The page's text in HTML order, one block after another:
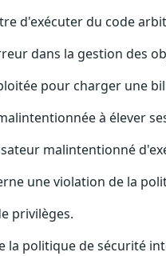
d'exécuter du code
dans la gestion
pour charger une
à élever
malintentionné
une violation de la
privilèges.
la politique de